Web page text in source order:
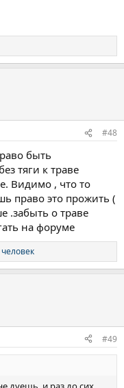
#48
быть
тяги к траве
Видимо , что то
право это прожить (
.забыть о траве
на форуме
#49